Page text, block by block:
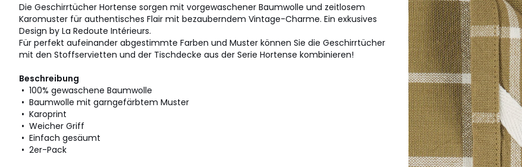
Die Geschirrtücher Hortense sorgen mit vorgewaschener Baumwolle und zeitlosem
Karomuster für authentisches Flair mit bezauberndem Vintage-Charme. Ein exkusives
Design by La Redoute Intérieurs.
Für perfekt aufeinander abgestimmte Farben und Muster können Sie die Geschirrtücher
mit den Stoffservietten und der Tischdecke aus der Serie Hortense kombinieren!
Beschreibung
• 100% gewaschene Baumwolle
• Baumwolle mit garngefärbtem Muster
• Karoprint
• Weicher Griff
• Einfach gesäumt
• 2er-Pack